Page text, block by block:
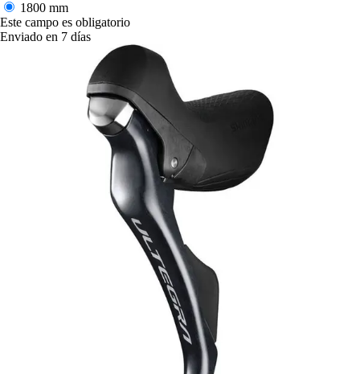
1800 mm
Este campo es obligatorio
Enviado en 7 días